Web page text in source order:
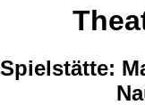
Spielstätte: